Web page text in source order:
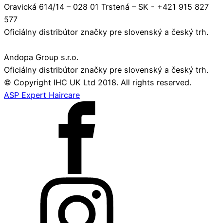
Oravická 614/14 – 028 01 Trstená – SK - +421 915 827
577
Oficiálny distribútor značky pre slovenský a český trh.
Andopa Group s.r.o.
Oficiálny distribútor značky pre slovenský a český trh.
© Copyright IHC UK Ltd 2018. All rights reserved.
ASP Expert Haircare